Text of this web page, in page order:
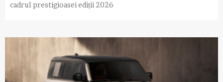
cadrul prestigioasei ediții 2026